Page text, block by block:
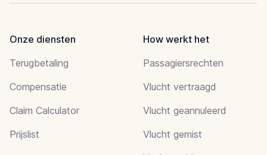
Onze diensten
Terugbetaling
Compensatie
Claim Calculator
Prijslist
How werkt het
Passagiersrechten
Vlucht vertraagd
Vlucht geannuleerd
Vlucht gemist